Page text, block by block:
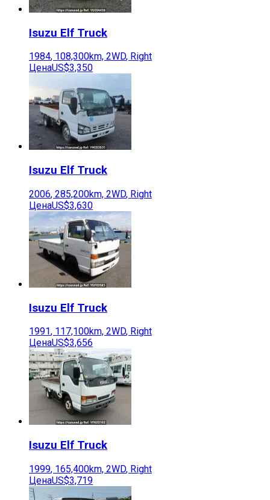
Isuzu Elf Truck
1984, 108,300km, 2WD, Right
ЦенаUS$3,350
Isuzu Elf Truck
2006, 285,200km, 2WD, Right
ЦенаUS$3,630
Isuzu Elf Truck
1991, 117,100km, 2WD, Right
ЦенаUS$3,656
Isuzu Elf Truck
1999, 165,400km, 2WD, Right
ЦенаUS$3,719